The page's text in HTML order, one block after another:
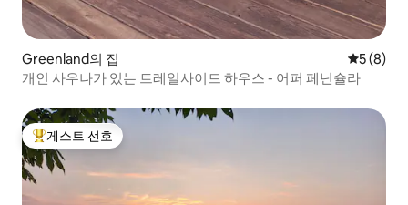
Greenland의 집 평점 5점
5 (8)
개인 사우나가 있는 트레일사이드 하우스 - 어퍼 페닌슐라
상위 게스트 선호
게스트 선호